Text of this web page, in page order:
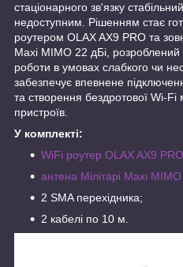
стаціонарного зв'язку
недоступним. Рішенням стає
роутером OLAX AX9 PRO та
Maxi MIMO 22 дБі, розроблений
роботи в умовах слабкого чи
забезпечує впевнене
та створення бездротової Wi-Fi
пристроїв.
У комплекті:
WiFi роутер OLAX AX9
антена Мілітарі Maxi
2 SMA перехідника;
2 кабелі по 10 м.